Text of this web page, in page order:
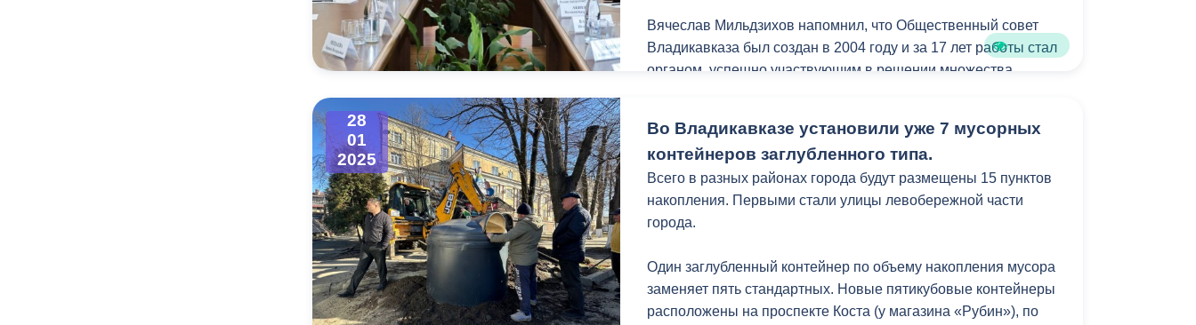
Вячеслав Мильдзихов напомнил, что Общественный совет
Владикавказа был создан в 2004 году и за 17 лет работы стал
органом, успешно участвующим в решении множества
В состав Общественного Совета вошли 35 представителей
общественности - учёные, врачи, педагоги, политологи,
управленцы, известные журналисты и деятели культуры -
всего 35 человек.
единогласным решением избран политолог Вячеслав Атаев,
должность первого заместителя заняла доктор политических
наук Лариса Дзахова, а пост секретаря-координатора -
28
01
2025
Во Владикавказе установили уже 7 мусорных
контейнеров заглубленного типа.
Всего в разных районах города будут размещены 15 пунктов
накопления. Первыми стали улицы левобережной части
города.
Один заглубленный контейнер по объему накопления мусора
заменяет пять стандартных. Новые пятикубовые контейнеры
расположены на проспекте Коста (у магазина «Рубин»), по